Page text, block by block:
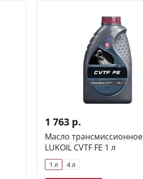
1 763 р.
Масло трансмиссионное
LUKOIL CVTF FE 1 л
1 л 4 л